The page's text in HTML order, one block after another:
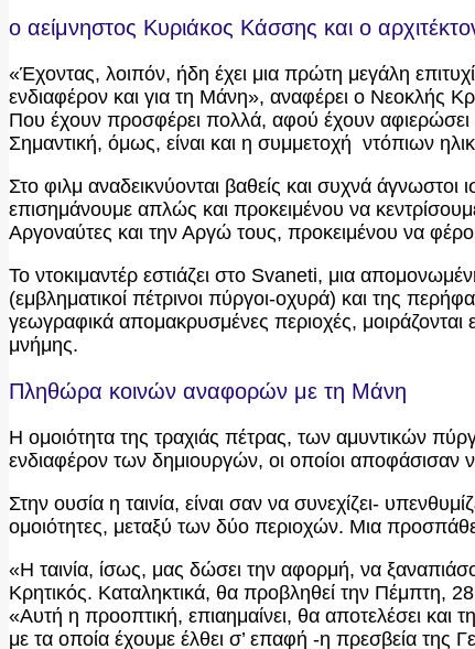
ο αείμνηστος Κυριάκος Κάσσης και ο
«Έχοντας, λοιπόν, ήδη έχει μια πρώτη μεγάλη
ενδιαφέρον και για τη Μάνη», αναφέρει ο Νεοκλής
Που έχουν προσφέρει πολλά, αφού έχουν αφιερώσει
Σημαντική, όμως, είναι και η συμμετοχή ντόπιων
Στο φιλμ αναδεικνύονται βαθείς και συχνά άγνωστοι
επισημάνουμε απλώς και προκειμένου να
Αργοναύτες και την Αργώ τους, προκειμένου να
Το ντοκιμαντέρ εστιάζει στο Svaneti, μια
(εμβληματικοί πέτρινοι πύργοι-οχυρά) και της
γεωγραφικά απομακρυσμένες περιοχές, μοιράζονται
μνήμης.
Πληθώρα κοινών αναφορών με τη Μάνη
Η ομοιότητα της τραχιάς πέτρας, των αμυντικών
ενδιαφέρον των δημιουργών, οι οποίοι αποφάσισαν
Στην ουσία η ταινία, είναι σαν να συνεχίζει-
ομοιότητες, μεταξύ των δύο περιοχών. Μια
«Η ταινία, ίσως, μας δώσει την αφορμή, να
Κρητικός. Καταληκτικά, θα προβληθεί την Πέμπτη,
«Αυτή η προοπτική, επιαημαίνει, θα αποτελέσει
με τα οποία έχουμε έλθει σ’ επαφή -η πρεσβεία της